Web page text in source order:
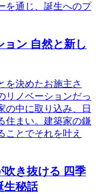
を通じ、誕生へのプ
ョン 自然と新し
を決めたお施主さ
リノベーションだっ
の中に取り込み、日
住まい。建築家の鎌
ことでそれを叶え
吹き抜ける 四季
生秘話